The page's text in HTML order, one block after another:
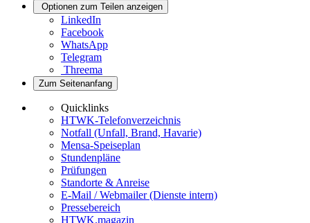
Optionen zum Teilen anzeigen
LinkedIn
Facebook
WhatsApp
Telegram
Threema
Zum Seitenanfang
Quicklinks
HTWK-Telefonverzeichnis
Notfall (Unfall, Brand, Havarie)
Mensa-Speiseplan
Stundenpläne
Prüfungen
Standorte & Anreise
E-Mail / Webmailer (Dienste intern)
Pressebereich
HTWK.magazin